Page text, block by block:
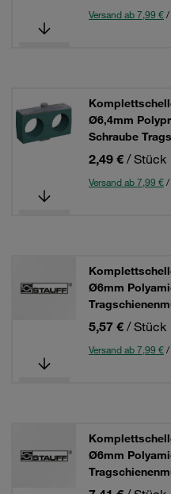
Versand ab 7,99 €/
Ø6,4mm
Schraube
2,49 € / Stück
Versand ab 7,99 €/
Ø6mm
5,57 € / Stück
Versand ab 7,99 €/
Ø6mm